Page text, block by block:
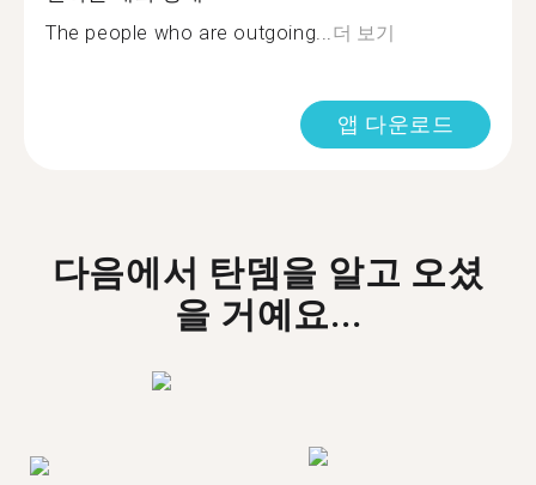
The people who are outgoing...더 보기
앱 다운로드
다음에서 탄뎀을 알고 오셨
을 거예요...